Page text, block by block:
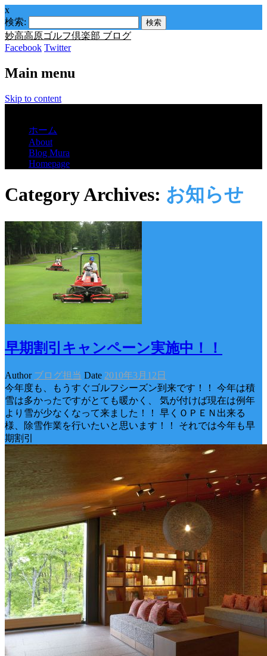
x
検索:
妙高高原ゴルフ倶楽部 ブログ
Facebook Twitter
Main menu
Skip to content
ホーム
About
Blog Mura
Homepage
Category Archives: お知らせ
早期割引キャンペーン実施中！！
Author ブログ担当 Date 2010年3月12日
今年度も、もうすぐゴルフシーズン到来です！！ 今年は積
雪は多かったですがとても暖かく、 気が付けば現在は例年
より雪が少なくなって来ました！！ 早くＯＰＥＮ出来る
様、除雪作業を行いたいと思います！！ それでは今年も早
期割引